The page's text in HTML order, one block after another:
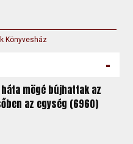
Könyvesház
-
mögé bújhattak az
az egység (6960)